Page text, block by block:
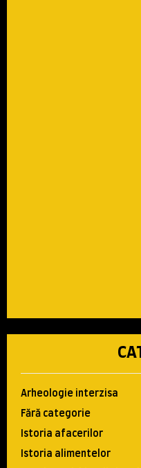
Arheologie interzisa
Fără categorie
Istoria afacerilor
Istoria alimentelor